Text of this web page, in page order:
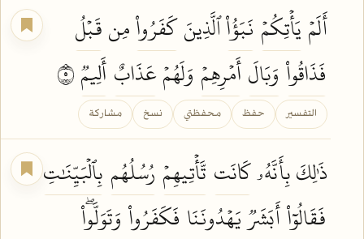
أَلَمۡ يَأۡتِكُمۡ نَبَؤُاْٱلَّذِينَكَفَرُواْمِنقَبۡلُ
فَذَاقُواْ وَبَالَأَمۡرِهِمۡ وَلَهُمۡعَذَابٌ أَلِيمٞ
التفسير حفظ محفظتي نسخ مشاركة
ذَٰلِكَ بِأَنَّهُۥكَانَت تَّأۡتِيهِمۡ رُسُلُهُم بِٱلۡبَيِّنَٰتِ
فَقَالُوٓاْأَبَشَرٞ يَهۡدُونَنَا فَكَفَرُواْ وَتَوَلَّواْۖ